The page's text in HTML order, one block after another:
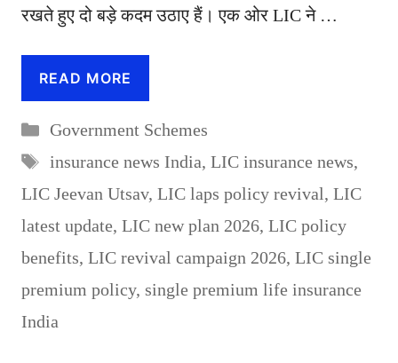
रखते हुए दो बड़े कदम उठाए हैं। एक ओर LIC ने …
READ MORE
Categories
Government Schemes
Tags
insurance news India, LIC insurance news,
LIC Jeevan Utsav, LIC laps policy revival, LIC
latest update, LIC new plan 2026, LIC policy
benefits, LIC revival campaign 2026, LIC single
premium policy, single premium life insurance
India